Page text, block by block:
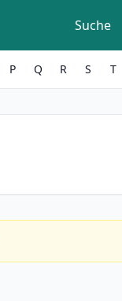
Suche
P Q R S T